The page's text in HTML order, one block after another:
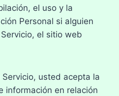
el uso y la
Personal si alguien
el sitio web
usted acepta la
información en relación